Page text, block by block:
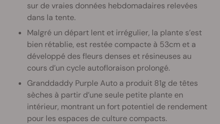
sur de vraies données hebdomadaires relevées
dans la tente.
Malgré un départ lent et irrégulier, la plante s’est
bien rétablie, est restée compacte à 53cm et a
développé des fleurs denses et résineuses au
cours d’un cycle autofloraison prolongé.
Granddaddy Purple Auto a produit 81g de têtes
sèches à partir d’une seule petite plante en
intérieur, montrant un fort potentiel de rendement
pour les espaces de culture compacts.